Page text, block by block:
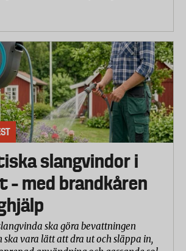
slangvindor i
med brandkåren
ska göra bevattningen
ska vara lätt att dra ut och släppa in,